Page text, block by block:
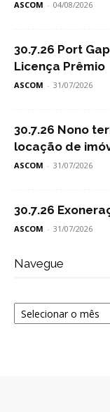
ASCOM - 04/08/2026
30.7.26 Port
Licença Prêmio
ASCOM - 31/07/2026
30.7.26 Nono
locação de
ASCOM - 31/07/2026
30.7.26
ASCOM - 31/07/2026
Navegue
Navegue